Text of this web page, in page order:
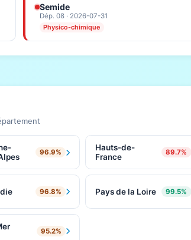
Semide
Dép. 08 · 2026-07-31
Physico-chimique
96.9%
Hauts-de-
France
89.7%
96.8% Pays de la Loire 99.5%
95.2%